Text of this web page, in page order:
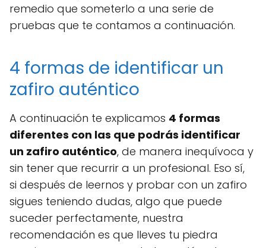
remedio que someterlo a una serie de
pruebas que te contamos a continuación.
4 formas de identificar un
zafiro auténtico
A continuación te explicamos 4 formas
diferentes con las que podrás identificar
un zafiro auténtico, de manera inequívoca y
sin tener que recurrir a un profesional. Eso sí,
si después de leernos y probar con un zafiro
sigues teniendo dudas, algo que puede
suceder perfectamente, nuestra
recomendación es que lleves tu piedra